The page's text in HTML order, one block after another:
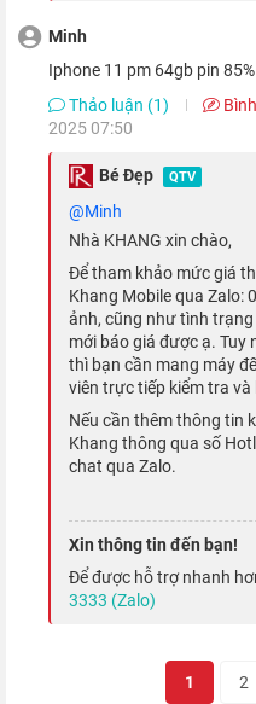
Bên cạnh đó, thiết bị còn
nhanh 20 Wqua cáp sạc,
Ngoài ra, bạn còn có thể
Chiến game cực
Bionic
Với bộ vi xử lý Apple A15
nm cải tiến,iPhone 13 Pro
tựa game trên di động hay
Theo Táo Khuyết, đây là
smartphone tại thời điểm ra
Minh
iphone 11 pm 64gb pin
Thảo luận (1)
2025 07:50
Bé Đẹp QTV
@minh
Nhà KHANG xin chào,
Để tham khảo mức giá
Khang Mobile qua Zalo:
ảnh, cũng như tình
mới báo giá được ạ. Tuy
thì bạn cần mang máy
viên trực tiếp kiểm tra và
Nếu cần thêm thông tin
Khang thông qua số
chat qua Zalo.
Xin thông tin đến bạn!
Để được hỗ trợ nhanh
3333 (Zalo)
1 2